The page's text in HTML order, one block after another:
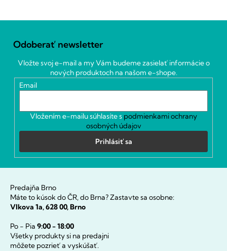
Odoberať newsletter
Vložte svoj e-mail a my Vám budeme zasielať informácie o
nových produktoch na našom e-shope.
Email
Vložením e-mailu súhlasíte s podmienkami ochrany
osobných údajov
Prihlásiť sa
Predajňa Brno
Máte to kúsok do ČR, do Brna? Zastavte sa osobne:
Vlkova 1a, 628 00, Brno
Po - Pia 9:00 - 18:00
Všetky produkty si na predajni
môžete pozrieť a vyskúšať.